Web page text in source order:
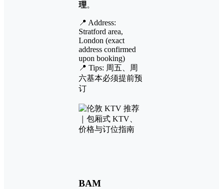
理。
📍 Address:
Stratford area,
London (exact
address confirmed
upon booking)
📍 Tips: 周五、周
六基本必须提前预
订
BAM